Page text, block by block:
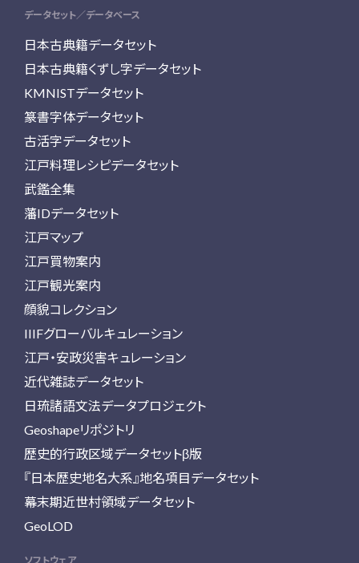
データセット／データベース
日本古典籍データセット
日本古典籍くずし字データセット
KMNISTデータセット
篆書字体データセット
古活字データセット
江戸料理レシピデータセット
武鑑全集
藩IDデータセット
江戸マップ
江戸買物案内
江戸観光案内
顔貌コレクション
IIIFグローバルキュレーション
江戸・安政災害キュレーション
近代雑誌データセット
日琉諸語文法データプロジェクト
Geoshapeリポジトリ
歴史的行政区域データセットβ版
『日本歴史地名大系』地名項目データセット
幕末期近世村領域データセット
GeoLOD
ソフトウェア